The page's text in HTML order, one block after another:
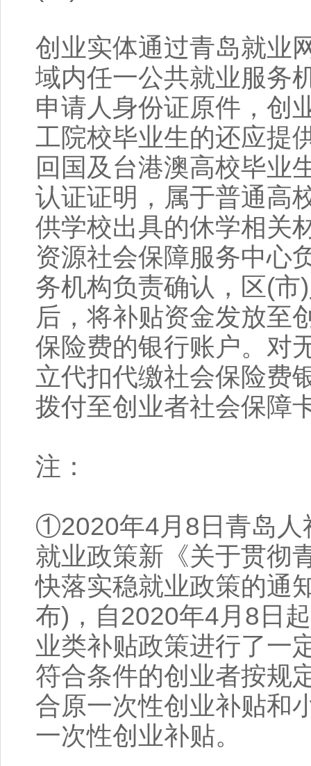
创业实体通过青岛就业
域内任一公共就业服务
申请人身份证原件，创
工院校毕业生的还应提
回国及台港澳高校毕业
认证证明，属于普通高
供学校出具的休学相关
资源社会保障服务中心
务机构负责确认，区(
后，将补贴资金发放至
保险费的银行账户。对
立代扣代缴社会保险费
拨付至创业者社会保障
注：
①2020年4月8日青岛人
就业政策新《关于贯彻
快落实稳就业政策的通
布)，自2020年4月8日
业类补贴政策进行了一
符合条件的创业者按规
合原一次性创业补贴和
一次性创业补贴。